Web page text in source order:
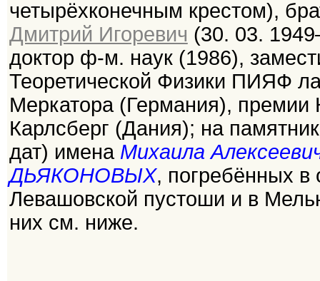
четырёхконечным крестом),
Дмитрий Игоревич (30. 03.
доктор ф-м. наук (1986),
Теоретической Физики ПИЯФ
Меркатора (Германия),
Карлсберг (Дания); на
дат) имена Михаила
ДЬЯКОНОВЫХ, погребённых
Левашовской пустоши и в
них см. ниже.